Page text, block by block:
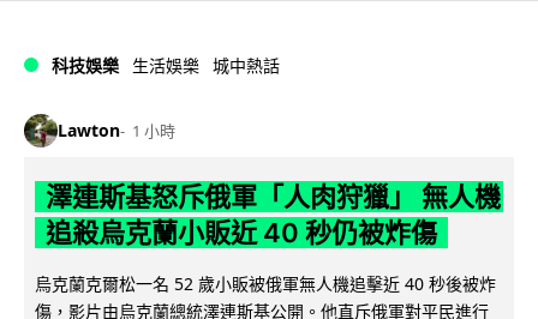
科技娛樂 生活娛樂 城中熱話
Lawton 1 小時
澤連斯基怒斥俄軍「人肉狩獵」 無人機
追殺烏克蘭小販近 40 秒仍被炸傷
烏克蘭克爾松一名 52 歲小販被俄軍無人機追擊近 40 秒後被炸
傷，影片由烏克蘭總統澤連斯基公開。他直斥俄軍對平民進行